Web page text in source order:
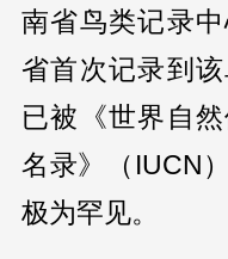
南省鸟类记录
省首次记录到
已被《世界自
名录》（IUCN
极为罕见。